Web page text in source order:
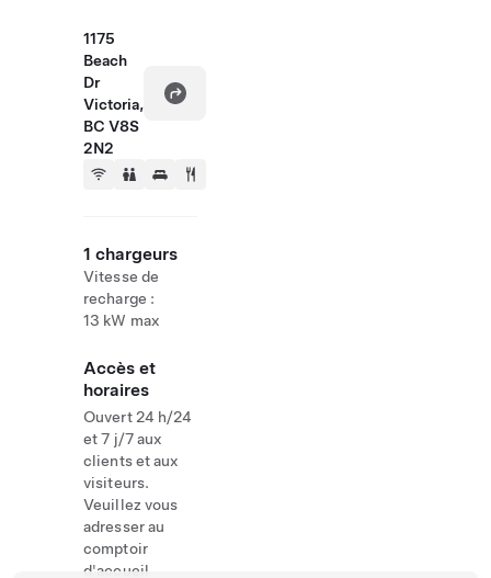
1175
Beach
Dr
Victoria,
BC V8S
2N2
1 chargeurs
Vitesse de
recharge :
13 kW max
Accès et
horaires
Ouvert 24 h/24
et 7 j/7 aux
clients et aux
visiteurs.
Veuillez vous
adresser au
comptoir
d'accueil